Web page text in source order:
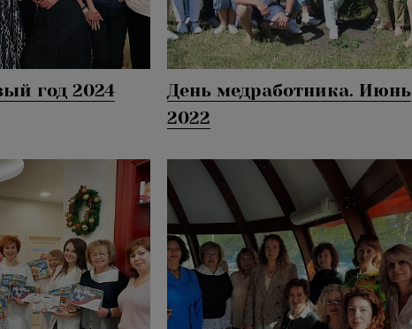
год 2024
День медработника. Июнь
2022